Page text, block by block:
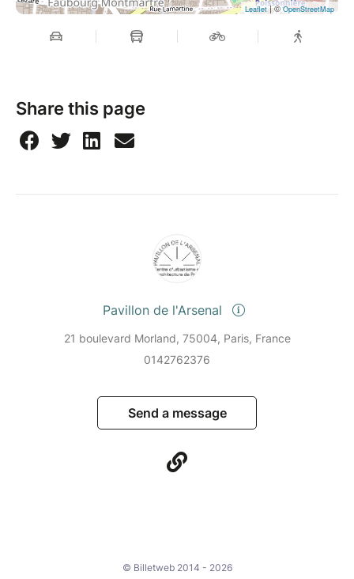
Leaflet| ©OpenStreetMap
Share this page
Pavillon de l'Arsenal
21 boulevard Morland, 75004, Paris, France
0142762376
Send a message
© Billetweb 2014 - 2026